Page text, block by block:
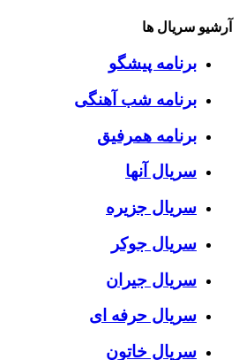
آرشیو سریال ها
برنامه پیشگو
برنامه شب آهنگی
برنامه همرفیق
سریال آنها
سریال جزیره
سریال جوکر
سریال جیران
سریال حرفه ای
سریال خاتون